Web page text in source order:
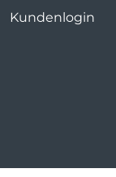
Kundenlogin